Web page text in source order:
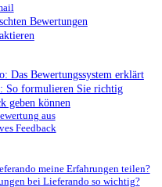
Bewertungen
Das Bewertungssystem erklärt
So formulieren Sie richtig
geben können
aus
Feedback
meine Erfahrungen teilen?
bei Lieferando so wichtig?